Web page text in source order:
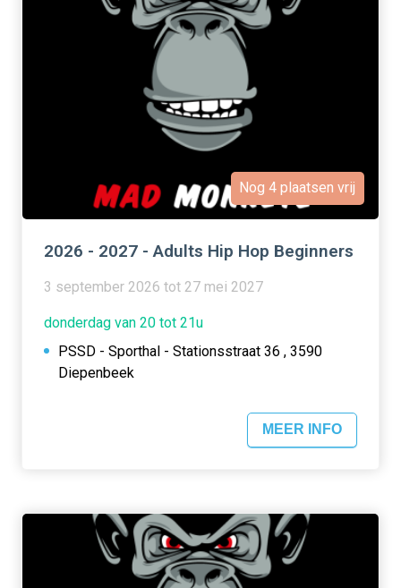
Nog 4 plaatsen vrij
2026 - 2027 - Adults Hip Hop Beginners
3 september 2026 tot 27 mei 2027
donderdag van 20 tot 21u
PSSD - Sporthal - Stationsstraat 36 , 3590
Diepenbeek
MEER INFO